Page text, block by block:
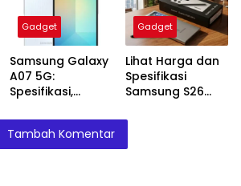
Gadget
Samsung Galaxy
A07 5G:
Spesifikasi,
Keunggulan
yang Harus
Diketahui
Gadget
Lihat Harga dan
Spesifikasi
Samsung S26
Terbaru yang
Tambah Komentar